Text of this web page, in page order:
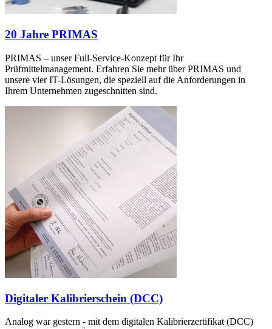
20 Jahre PRIMAS
PRIMAS – unser Full-Service-Konzept für Ihr
Prüfmittelmanagement. Erfahren Sie mehr über PRIMAS und
unsere vier IT-Lösungen, die speziell auf die Anforderungen in
Ihrem Unternehmen zugeschnitten sind.
Digitaler Kalibrierschein (DCC)
Analog war gestern - mit dem digitalen Kalibrierzertifikat (DCC)